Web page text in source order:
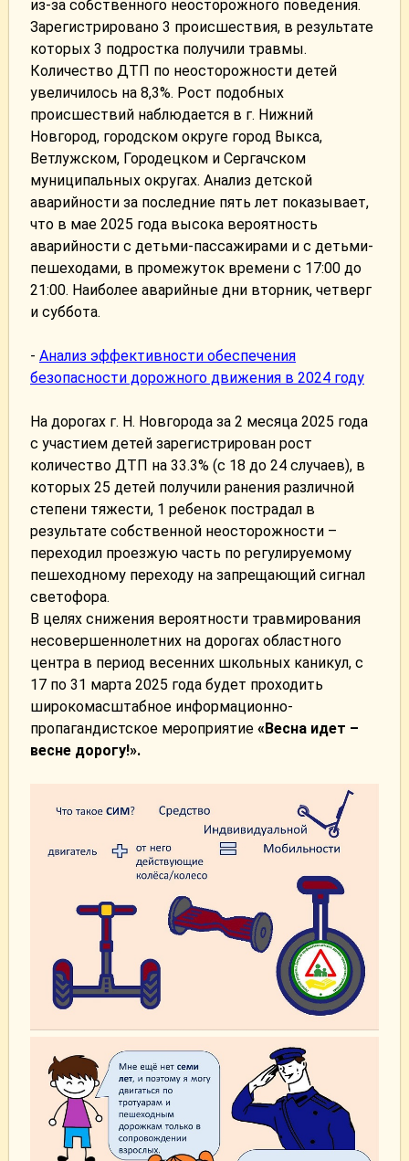
из-за собственного неосторожного поведения.
Зарегистрировано 3 происшествия, в результате
которых 3 подростка получили травмы.
Количество ДТП по неосторожности детей
увеличилось на 8,3%. Рост подобных
происшествий наблюдается в г. Нижний
Новгород, городском округе город Выкса,
Ветлужском, Городецком и Сергачском
муниципальных округах. Анализ детской
аварийности за последние пять лет показывает,
что в мае 2025 года высока вероятность
аварийности с детьми-пассажирами и с детьми-
пешеходами, в промежуток времени с 17:00 до
21:00. Наиболее аварийные дни вторник, четверг
и суббота.
- Анализ эффективности обеспечения
безопасности дорожного движения в 2024 году
На дорогах г. Н. Новгорода за 2 месяца 2025 года
с участием детей зарегистрирован рост
количество ДТП на 33.3% (с 18 до 24 случаев), в
которых 25 детей получили ранения различной
степени тяжести, 1 ребенок пострадал в
результате собственной неосторожности –
переходил проезжую часть по регулируемому
пешеходному переходу на запрещающий сигнал
светофора.
В целях снижения вероятности травмирования
несовершеннолетних на дорогах областного
центра в период весенних школьных каникул, с
17 по 31 марта 2025 года будет проходить
широкомасштабное информационно-
пропагандистское мероприятие «Весна идет –
весне дорогу!».